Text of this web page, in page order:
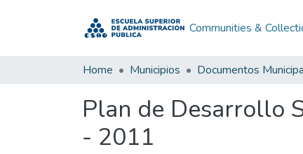
Communities &
Home Municipios Documentos
Plan de Desarrollo
- 2011